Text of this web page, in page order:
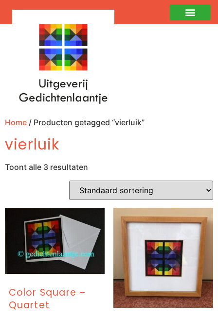
Home / Producten getagged “vierluik”
vierluik
Toont alle 3 resultaten
Color Square –
Quartet